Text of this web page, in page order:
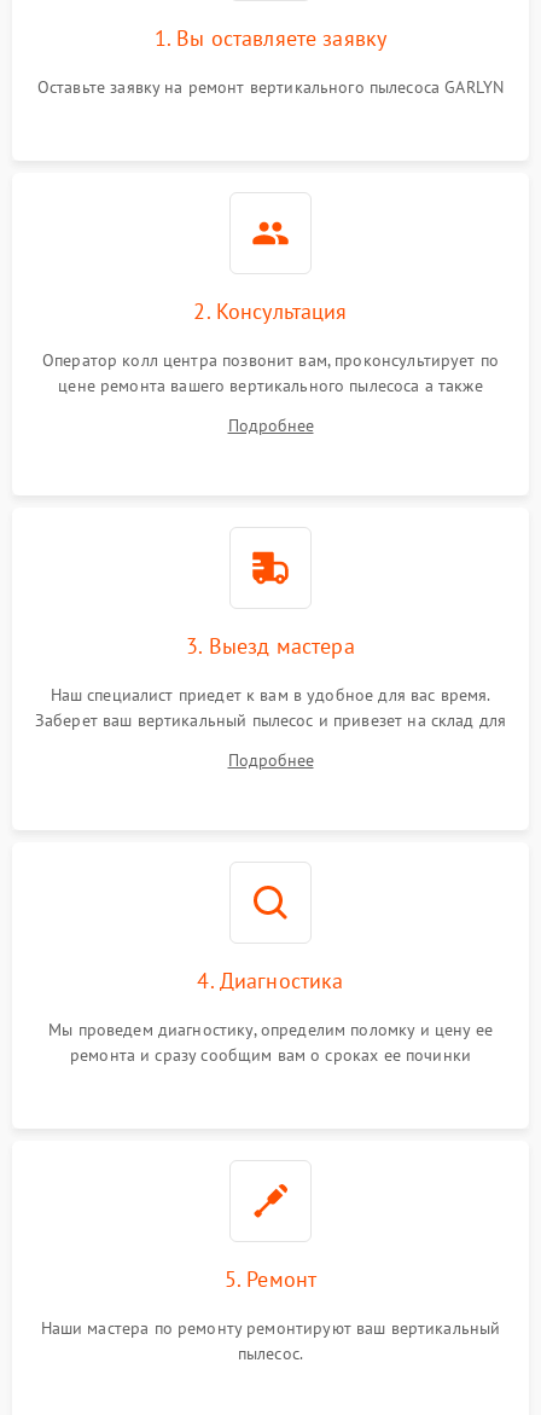
автоматического
отключения
1500 ₽ Подробнее →
1000 ₽
Повреждение внутренних
Поломка системы защиты
1. Вы оставляете заявку
Оставьте заявку на ремонт вертикального пылесоса GARLYN
2. Консультация
Оператор колл центра позвонит вам, проконсультирует по
цене ремонта вашего вертикального пылесоса а также
Подробнее
3. Выезд мастера
Наш специалист приедет к вам в удобное для вас время.
Заберет ваш вертикальный пылесос и привезет на склад для
Подробнее
4. Диагностика
Мы проведем диагностику, определим поломку и цену ее
ремонта и сразу сообщим вам о сроках ее починки
5. Ремонт
Наши мастера по ремонту ремонтируют ваш вертикальный
пылесос.